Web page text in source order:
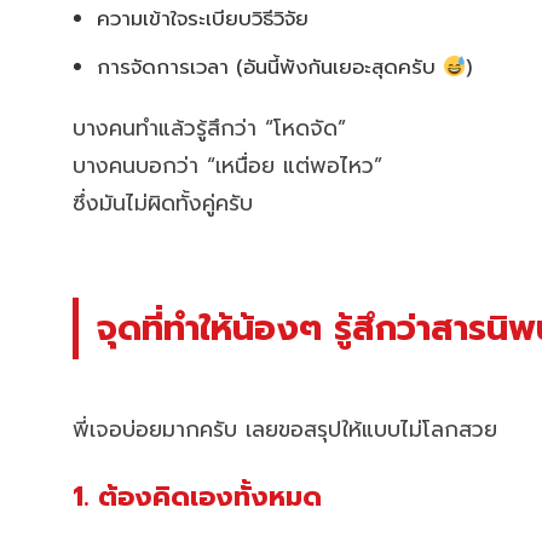
ความเข้าใจระเบียบวิธีวิจัย
การจัดการเวลา (อันนี้พังกันเยอะสุดครับ
)
บางคนทำแล้วรู้สึกว่า “โหดจัด”
บางคนบอกว่า “เหนื่อย แต่พอไหว”
ซึ่งมันไม่ผิดทั้งคู่ครับ
จุดที่ทำให้น้องๆ รู้สึกว่าสารนิ
พี่เจอบ่อยมากครับ เลยขอสรุปให้แบบไม่โลกสวย
1. ต้องคิดเองทั้งหมด